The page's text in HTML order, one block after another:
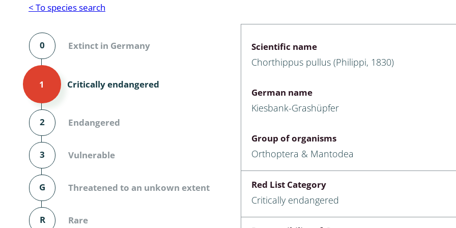
Reptilia
Aves
Branchiopoda: Anostraca,
Coleoptera: Scarabaeoidea
Makrozoobenthos
Diptera: Chaoboridae
marine Chlorophyta,
< To species search
0 Extinct in Germany
1 Critically endangered
2 Endangered
3 Vulnerable
G Threatened to an unkown extent
R Rare
Scientific name
Chorthippus pullus (Philippi, 1830)
German name
Kiesbank-Grashüpfer
Group of organisms
Orthoptera & Mantodea
Red List Category
Critically endangered